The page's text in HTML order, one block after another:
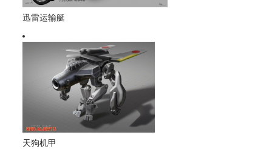
迅雷运输艇
天狗机甲